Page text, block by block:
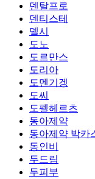
덴탈프로
덴티스테
델시
도노
도르만스
도리아
도멘기겡
도씨
도펠헤르츠
동아제약
동아제약 박카
동인비
두드림
두피부